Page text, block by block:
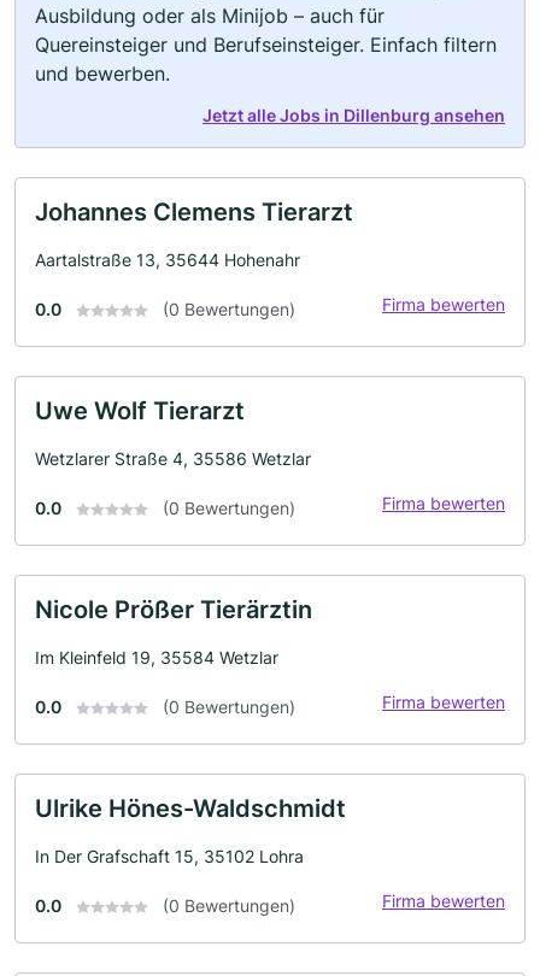
Ausbildung oder als Minijob – auch für
Quereinsteiger und Berufseinsteiger. Einfach filtern
und bewerben.
Jetzt alle Jobs in Dillenburg ansehen
Johannes Clemens Tierarzt
Aartalstraße 13, 35644 Hohenahr
0.0 (0 Bewertungen) Firma bewerten
Uwe Wolf Tierarzt
Wetzlarer Straße 4, 35586 Wetzlar
0.0 (0 Bewertungen) Firma bewerten
Nicole Prößer Tierärztin
Im Kleinfeld 19, 35584 Wetzlar
0.0 (0 Bewertungen) Firma bewerten
Ulrike Hönes-Waldschmidt
In Der Grafschaft 15, 35102 Lohra
0.0 (0 Bewertungen) Firma bewerten